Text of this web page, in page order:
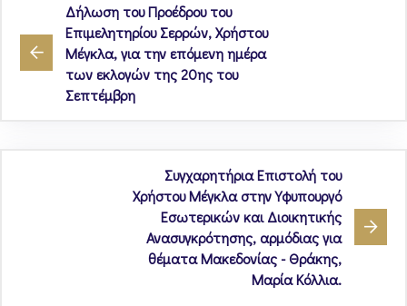
Δήλωση του Προέδρου του
Επιμελητηρίου Σερρών, Χρήστου
Μέγκλα, για την επόμενη ημέρα
των εκλογών της 20ης του
Σεπτέμβρη
Συγχαρητήρια Επιστολή του
Χρήστου Μέγκλα στην Υφυπουργό
Εσωτερικών και Διοικητικής
Ανασυγκρότησης, αρμόδιας για
θέματα Μακεδονίας - Θράκης,
Μαρία Κόλλια.